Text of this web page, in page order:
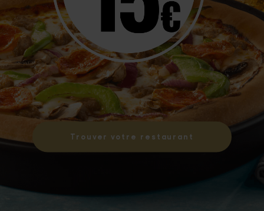
Trouver votre restaurant